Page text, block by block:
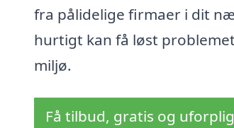
fra pålidelige firmaer i dit
hurtigt kan få løst
miljø.
Få tilbud, gratis og